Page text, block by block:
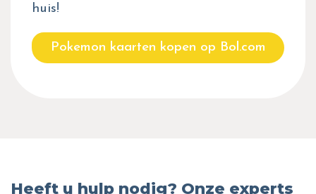
huis!
Pokemon kaarten kopen op Bol.com
Heeft u hulp nodig? Onze experts